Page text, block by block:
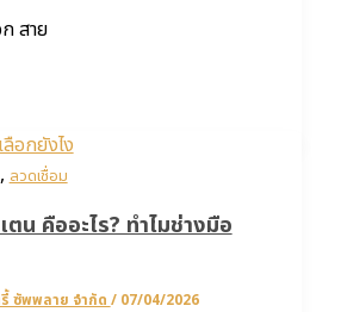
สาย
, ลวดเชื่อม
น คืออะไร? ทำไมช่างมือ
ซัพพลาย จำกัด / 07/04/2026